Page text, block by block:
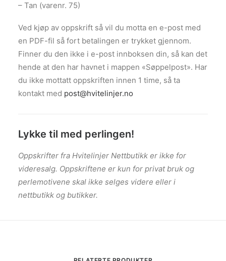
– Tan (varenr. 75)
Ved kjøp av oppskrift så vil du motta en e-post med
en PDF-fil så fort betalingen er trykket gjennom.
Finner du den ikke i e-post innboksen din, så kan det
hende at den har havnet i mappen «Søppelpost». Har
du ikke mottatt oppskriften innen 1 time, så ta
kontakt med post@hvitelinjer.no
Lykke til med perlingen!
Oppskrifter fra Hvitelinjer Nettbutikk er ikke for
videresalg. Oppskriftene er kun for privat bruk og
perlemotivene skal ikke selges videre eller i
nettbutikk og butikker.